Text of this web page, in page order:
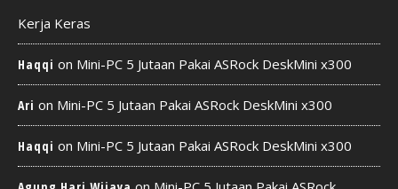
Kerja Keras
Haqqi on Mini-PC 5 Jutaan Pakai ASRock DeskMini x300
Ari on Mini-PC 5 Jutaan Pakai ASRock DeskMini x300
Haqqi on Mini-PC 5 Jutaan Pakai ASRock DeskMini x300